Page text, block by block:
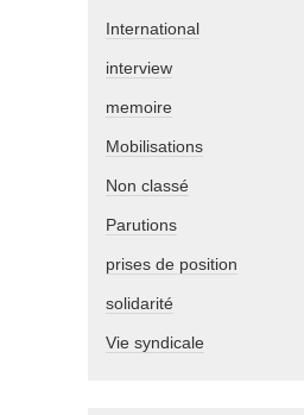
International
interview
memoire
Mobilisations
Non classé
Parutions
prises de position
solidarité
Vie syndicale